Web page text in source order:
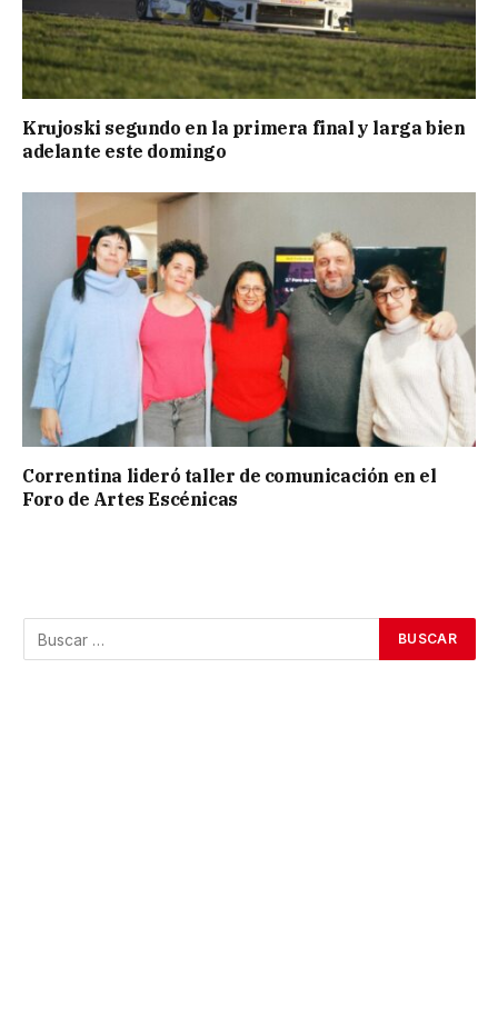
Krujoski segundo en la primera final y larga bien
adelante este domingo
Correntina lideró taller de comunicación en el
Foro de Artes Escénicas